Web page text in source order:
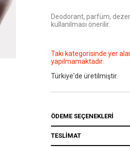
Deodorant, parfüm,
kullanılması önerilir.
Takı kategorisinde yer
yapılmamaktadır.
Türkiye'de üretilmiştir.
ÖDEME SEÇENEKLERI
TESLİMAT